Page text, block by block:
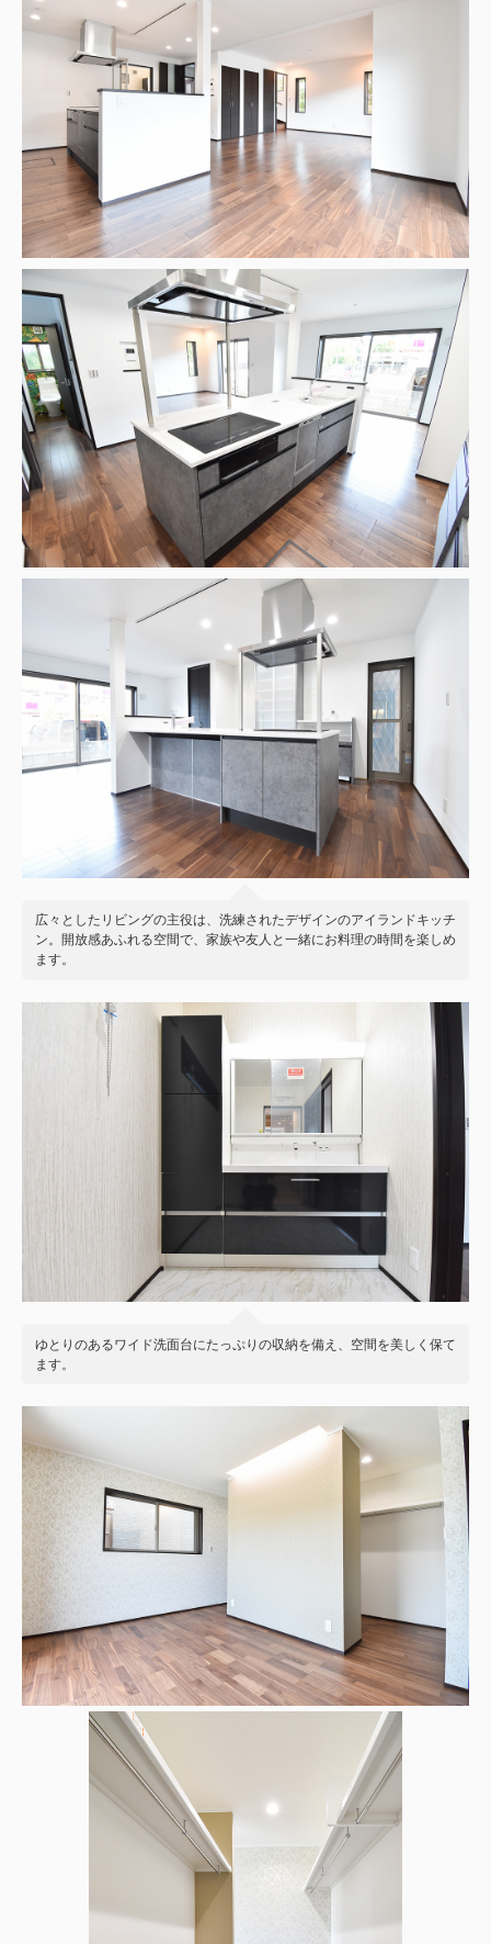
広々としたリビングの主役は、洗練されたデザインのアイランドキッチ
ン。開放感あふれる空間で、家族や友人と一緒にお料理の時間を楽しめ
ます。
ゆとりのあるワイド洗面台にたっぷりの収納を備え、空間を美しく保て
ます。